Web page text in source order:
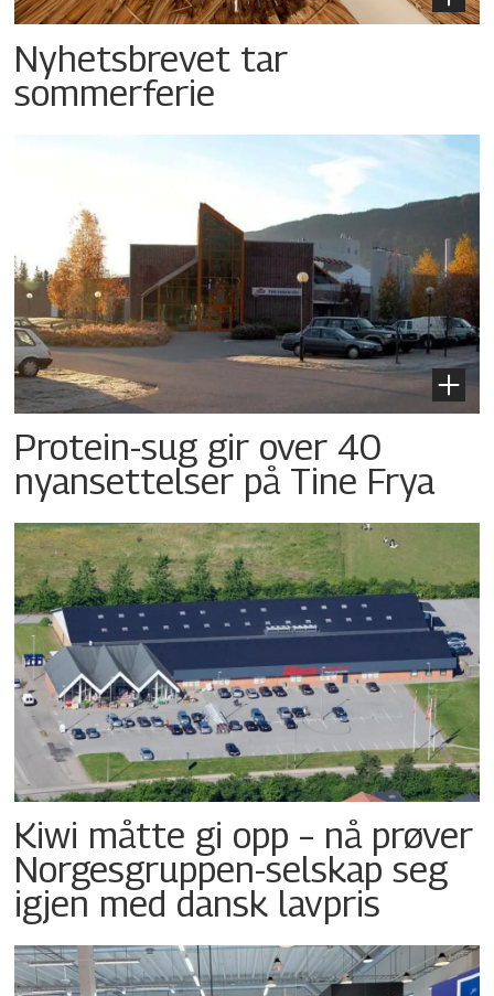
Nyhetsbrevet tar
sommerferie
Protein-sug gir over 40
nyansettelser på Tine Frya
Kiwi måtte gi opp – nå prøver
Norgesgruppen-selskap seg
igjen med dansk lavpris